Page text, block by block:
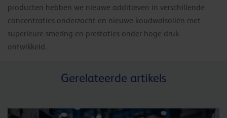
producten hebben we nieuwe additieven in verschillende
concentraties onderzocht en nieuwe koudwalsoliën met
superieure smering en prestaties onder hoge druk
ontwikkeld.
Gerelateerde artikels